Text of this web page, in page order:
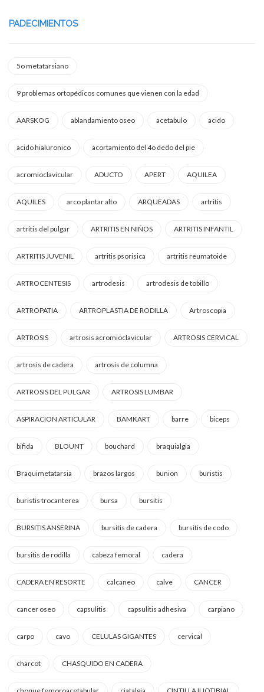
PADECIMIENTOS
5o metatarsiano
9 problemas ortopédicos comunes que vienen con la edad
AARSKOG ablandamiento oseo acetabulo acido
acido hialuronico acortamiento del 4o dedo del pie
acromioclavicular ADUCTO APERT AQUILEA
AQUILES arco plantar alto ARQUEADAS artritis
artritis del pulgar ARTRITIS EN NIÑOS ARTRITIS INFANTIL
ARTRITIS JUVENIL artritis psorisica artritis reumatoide
ARTROCENTESIS artrodesis artrodesis de tobillo
ARTROPATIA ARTROPLASTIA DE RODILLA Artroscopia
ARTROSIS artrosis acromioclavicular ARTROSIS CERVICAL
artrosis de cadera artrosis de columna
ARTROSIS DEL PULGAR ARTROSIS LUMBAR
ASPIRACION ARTICULAR BAMKART barre biceps
bifida BLOUNT bouchard braquialgia
Braquimetatarsia brazos largos bunion buristis
buristis trocanterea bursa bursitis
BURSITIS ANSERINA bursitis de cadera bursitis de codo
bursitis de rodilla cabeza femoral cadera
CADERA EN RESORTE calcaneo calve CANCER
cancer oseo capsulitis capsulitis adhesiva carpiano
carpo cavo CELULAS GIGANTES cervical
charcot CHASQUIDO EN CADERA